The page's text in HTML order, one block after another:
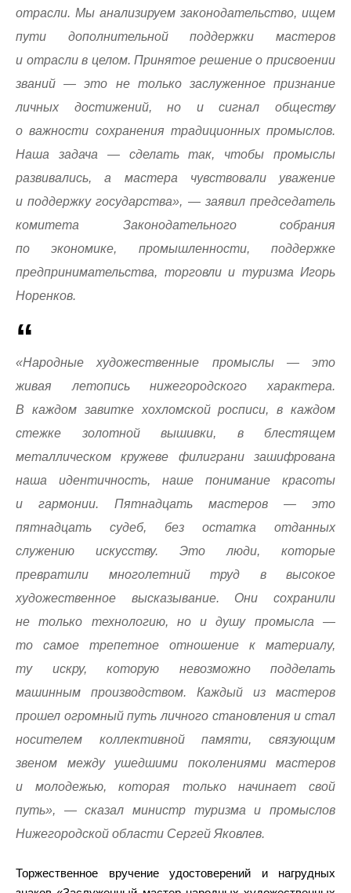
отрасли. Мы анализируем законодательство, ищем
пути дополнительной поддержки мастеров
и отрасли в целом. Принятое решение о присвоении
званий — это не только заслуженное признание
личных достижений, но и сигнал обществу
о важности сохранения традиционных промыслов.
Наша задача — сделать так, чтобы промыслы
развивались, а мастера чувствовали уважение
и поддержку государства», — заявил председатель
комитета Законодательного собрания
по экономике, промышленности, поддержке
предпринимательства, торговли и туризма Игорь
Норенков.
«Народные художественные промыслы — это
живая летопись нижегородского характера.
В каждом завитке хохломской росписи, в каждом
стежке золотной вышивки, в блестящем
металлическом кружеве филиграни зашифрована
наша идентичность, наше понимание красоты
и гармонии. Пятнадцать мастеров — это
пятнадцать судеб, без остатка отданных
служению искусству. Это люди, которые
превратили многолетний труд в высокое
художественное высказывание. Они сохранили
не только технологию, но и душу промысла —
то самое трепетное отношение к материалу,
ту искру, которую невозможно подделать
машинным производством. Каждый из мастеров
прошел огромный путь личного становления и стал
носителем коллективной памяти, связующим
звеном между ушедшими поколениями мастеров
и молодежью, которая только начинает свой
путь», — сказал министр туризма и промыслов
Нижегородской области Сергей Яковлев.
Торжественное вручение удостоверений и нагрудных